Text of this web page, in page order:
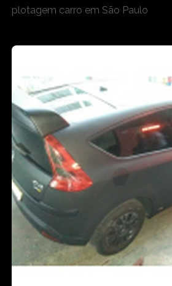
plotagem carro em São Paulo